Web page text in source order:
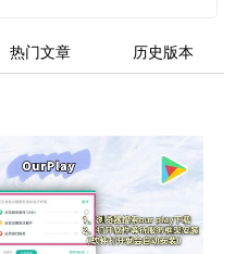
热门文章 历史版本